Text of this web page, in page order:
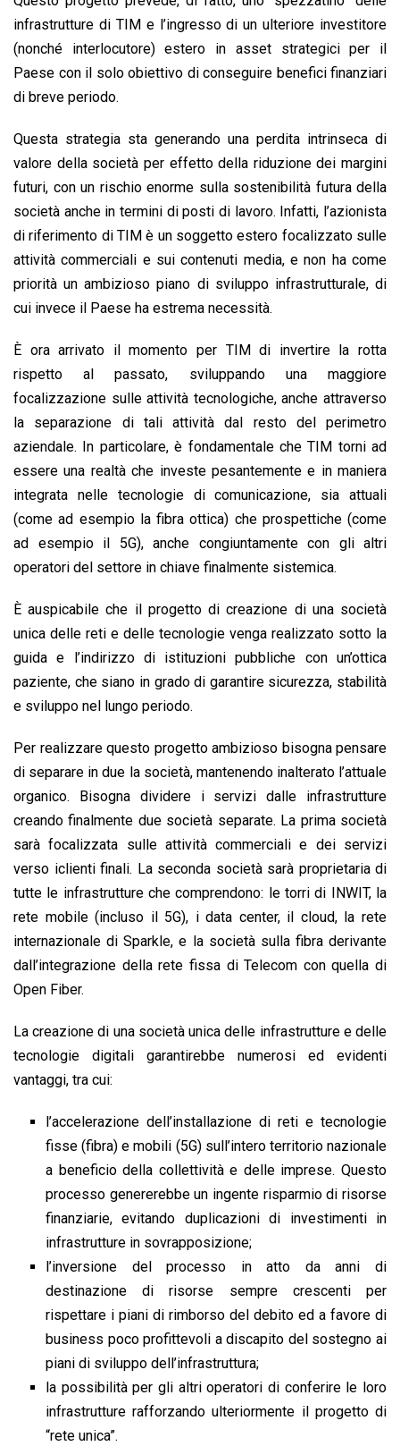
infrastrutture di TIM e l’ingresso di un ulteriore investitore
(nonché interlocutore) estero in asset strategici per il
Paese con il solo obiettivo di conseguire benefici finanziari
di breve periodo.
Questa strategia sta generando una perdita intrinseca di
valore della società per effetto della riduzione dei margini
futuri, con un rischio enorme sulla sostenibilità futura della
società anche in termini di posti di lavoro. Infatti, l’azionista
di riferimento di TIM è un soggetto estero focalizzato sulle
attività commerciali e sui contenuti media, e non ha come
priorità un ambizioso piano di sviluppo infrastrutturale, di
cui invece il Paese ha estrema necessità.
È ora arrivato il momento per TIM di invertire la rotta
rispetto al passato, sviluppando una maggiore
focalizzazione sulle attività tecnologiche, anche attraverso
la separazione di tali attività dal resto del perimetro
aziendale. In particolare, è fondamentale che TIM torni ad
essere una realtà che investe pesantemente e in maniera
integrata nelle tecnologie di comunicazione, sia attuali
(come ad esempio la fibra ottica) che prospettiche (come
ad esempio il 5G), anche congiuntamente con gli altri
operatori del settore in chiave finalmente sistemica.
È auspicabile che il progetto di creazione di una società
unica delle reti e delle tecnologie venga realizzato sotto la
guida e l’indirizzo di istituzioni pubbliche con un’ottica
paziente, che siano in grado di garantire sicurezza, stabilità
e sviluppo nel lungo periodo.
Per realizzare questo progetto ambizioso bisogna pensare
di separare in due la società, mantenendo inalterato l’attuale
organico. Bisogna dividere i servizi dalle infrastrutture
creando finalmente due società separate. La prima società
sarà focalizzata sulle attività commerciali e dei servizi
verso iclienti finali. La seconda società sarà proprietaria di
tutte le infrastrutture che comprendono: le torri di INWIT, la
rete mobile (incluso il 5G), i data center, il cloud, la rete
internazionale di Sparkle, e la società sulla fibra derivante
dall’integrazione della rete fissa di Telecom con quella di
Open Fiber.
La creazione di una società unica delle infrastrutture e delle
tecnologie digitali garantirebbe numerosi ed evidenti
vantaggi, tra cui:
l’accelerazione dell’installazione di reti e tecnologie
fisse (fibra) e mobili (5G) sull’intero territorio nazionale
a beneficio della collettività e delle imprese. Questo
processo genererebbe un ingente risparmio di risorse
finanziarie, evitando duplicazioni di investimenti in
infrastrutture in sovrapposizione;
l’inversione del processo in atto da anni di
destinazione di risorse sempre crescenti per
rispettare i piani di rimborso del debito ed a favore di
business poco profittevoli a discapito del sostegno ai
piani di sviluppo dell’infrastruttura;
la possibilità per gli altri operatori di conferire le loro
infrastrutture rafforzando ulteriormente il progetto di
“rete unica”.